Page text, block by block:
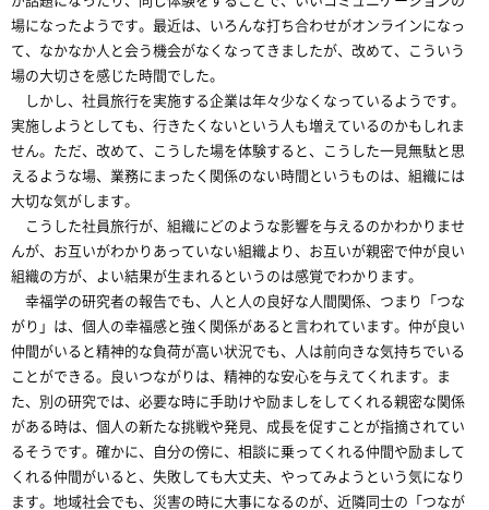
場になったようです。最近は、いろんな打ち合わせがオンラインになっ
て、なかなか人と会う機会がなくなってきましたが、改めて、こういう
場の大切さを感じた時間でした。
しかし、社員旅行を実施する企業は年々少なくなっているようです。
実施しようとしても、行きたくないという人も増えているのかもしれま
せん。ただ、改めて、こうした場を体験すると、こうした一見無駄と思
えるような場、業務にまったく関係のない時間というものは、組織には
大切な気がします。
こうした社員旅行が、組織にどのような影響を与えるのかわかりませ
んが、お互いがわかりあっていない組織より、お互いが親密で仲が良い
組織の方が、よい結果が生まれるというのは感覚でわかります。
幸福学の研究者の報告でも、人と人の良好な人間関係、つまり「つな
がり」は、個人の幸福感と強く関係があると言われています。仲が良い
仲間がいると精神的な負荷が高い状況でも、人は前向きな気持ちでいる
ことができる。良いつながりは、精神的な安心を与えてくれます。ま
た、別の研究では、必要な時に手助けや励ましをしてくれる親密な関係
がある時は、個人の新たな挑戦や発見、成長を促すことが指摘されてい
るそうです。確かに、自分の傍に、相談に乗ってくれる仲間や励まして
くれる仲間がいると、失敗しても大丈夫、やってみようという気になり
ます。地域社会でも、災害の時に大事になるのが、近隣同士の「つなが